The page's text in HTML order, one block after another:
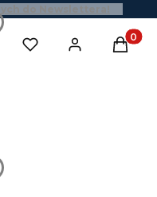
do Newslettera!